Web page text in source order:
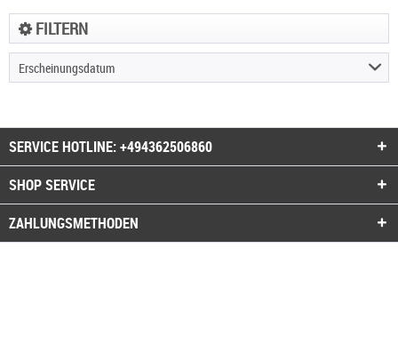
FILTERN
Erscheinungsdatum
SERVICE HOTLINE: +494362506860
SHOP SERVICE
ZAHLUNGSMETHODEN